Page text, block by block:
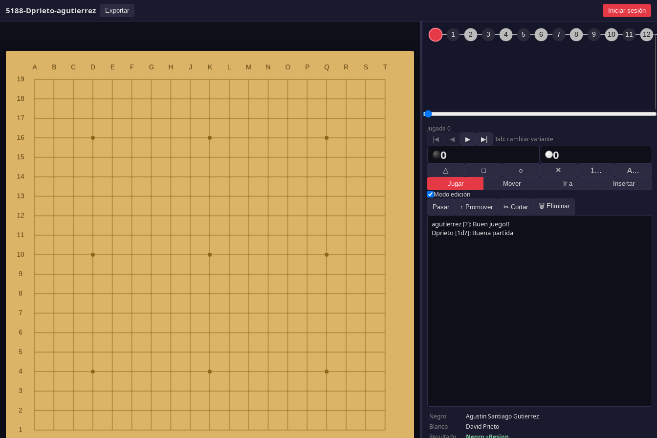
5188-Dprieto-agutierrez Exportar Iniciar sesión
Jugada 0
|◀ ◀ ▶ ▶| Tab: cambiar variante
0 0
△ □ ○ ✕ 1… A…
Jugar Mover Ir a Insertar
Modo edición
Pasar ↑ Promover ✂ Cortar 🗑 Eliminar
Negro
Agustin Santiago Gutierrez
Blanco
David Prieto